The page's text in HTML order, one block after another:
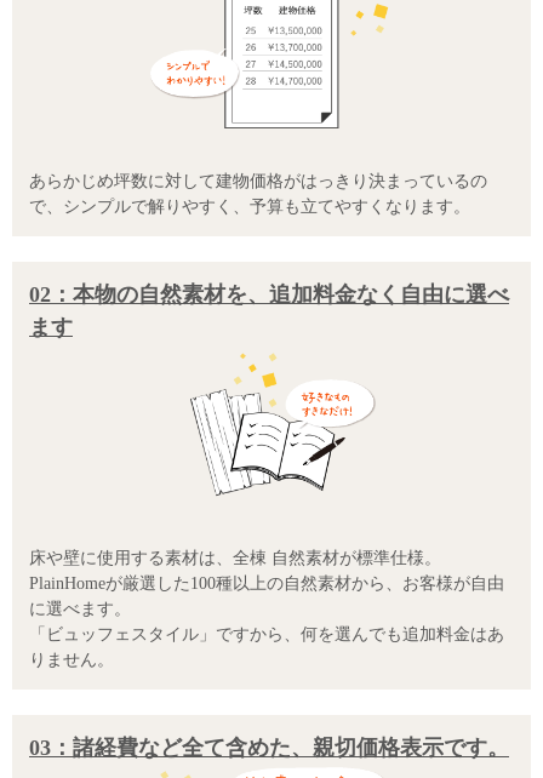
あらかじめ坪数に対して建物価格がはっきり決まっているの
で、シンプルで解りやすく、予算も立てやすくなります。
02：本物の自然素材を、追加料金なく自由に選べ
ます
床や壁に使用する素材は、全棟 自然素材が標準仕様。
PlainHomeが厳選した100種以上の自然素材から、お客様が自由
に選べます。
「ビュッフェスタイル」ですから、何を選んでも追加料金はあ
りません。
03：諸経費など全て含めた、親切価格表示です。